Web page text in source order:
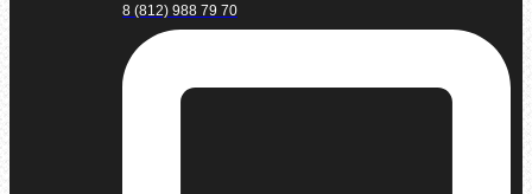
8 (812) 988 79 70